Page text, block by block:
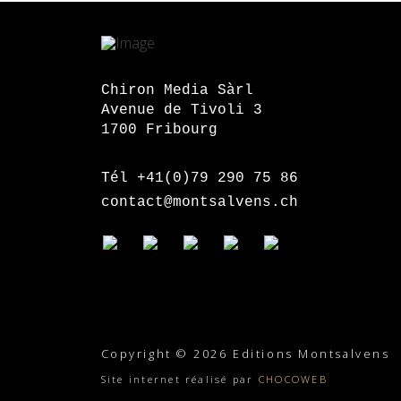
Chiron Media Sàrl
Avenue de Tivoli 3
1700 Fribourg
Tél +41(0)79 290 75 86
contact@montsalvens.ch
Copyright © 2026 Editions Montsalvens
Site internet réalisé par CHOCOWEB